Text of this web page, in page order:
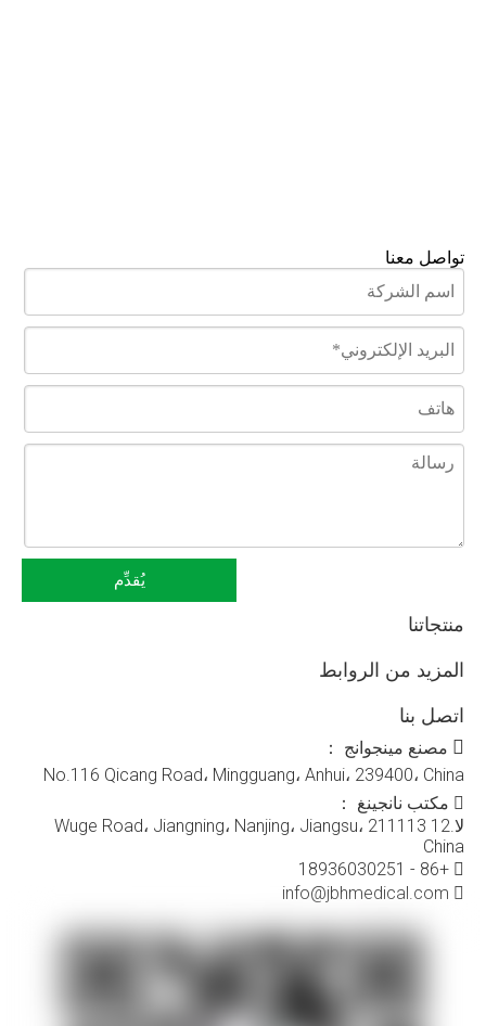
تواصل معنا
يُقدِّم
منتجاتنا
المزيد من الروابط
اتصل بنا
 مصنع مينجوانج ：
No.116 Qicang Road، Mingguang، Anhui، 239400، China
 مكتب نانجينغ ：
لا.12 Wuge Road، Jiangning، Nanjing، Jiangsu، 211113
China

+86 - 18936030251

info@jbhmedical.com